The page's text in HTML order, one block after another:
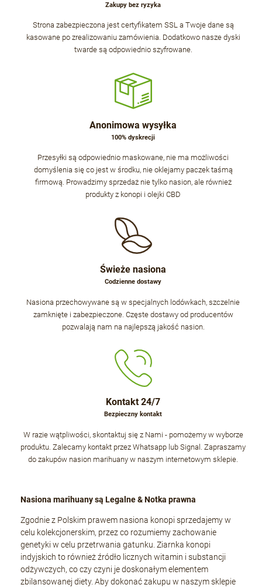
Zakupy bez ryzyka
Strona zabezpieczona jest certyfikatem SSL a Twoje dane są
kasowane po zrealizowaniu zamówienia. Dodatkowo nasze dyski
twarde są odpowiednio szyfrowane.
Anonimowa wysyłka
100% dyskrecji
Przesyłki są odpowiednio maskowane, nie ma możliwości
domyślenia się co jest w środku, nie oklejamy paczek taśmą
firmową. Prowadzimy sprzedaż nie tylko nasion, ale również
produkty z konopi i olejki CBD
Świeże nasiona
Codzienne dostawy
Nasiona przechowywane są w specjalnych lodówkach, szczelnie
zamknięte i zabezpieczone. Częste dostawy od producentów
pozwalają nam na najlepszą jakość nasion.
Kontakt 24/7
Bezpieczny kontakt
W razie wątpliwości, skontaktuj się z Nami - pomożemy w wyborze
produktu. Zalecamy kontakt przez Whatsapp lub Signal. Zapraszamy
do zakupów nasion marihuany w naszym internetowym sklepie.
Nasiona marihuany są Legalne & Notka prawna
Zgodnie z Polskim prawem nasiona konopi sprzedajemy w
celu kolekcjonerskim, przez co rozumiemy zachowanie
genetyki w celu przetrwania gatunku. Ziarnka konopi
indyjskich to również źródło licznych witamin i substancji
odżywczych, co czy czyni je doskonałym elementem
zbilansowanej diety. Aby dokonać zakupu w naszym sklepie